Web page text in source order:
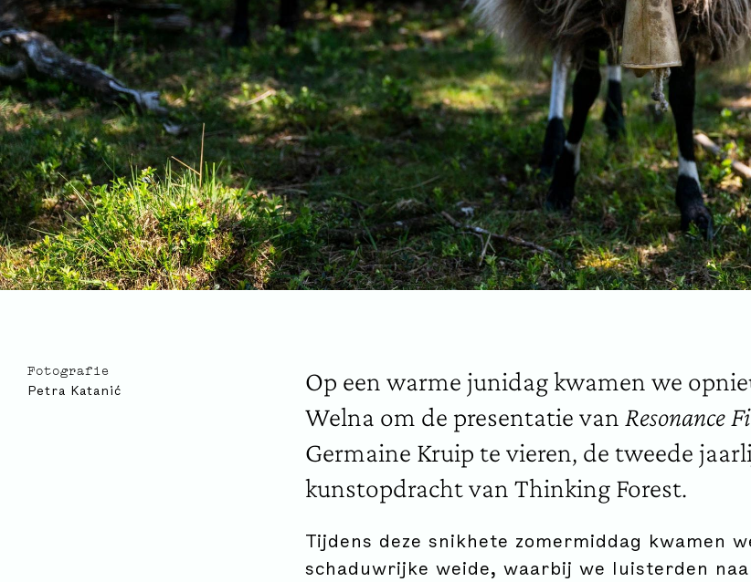
Fotografie
Petra Katanić
Op een warme junidag kwamen we
Welna om de presentatie vanResonance
Germaine Kruip te vieren, de tweede
kunstopdracht van Thinking Forest.
Tijdens deze snikhete zomermiddag kwamen
schaduwrijke weide, waarbij we luisterden